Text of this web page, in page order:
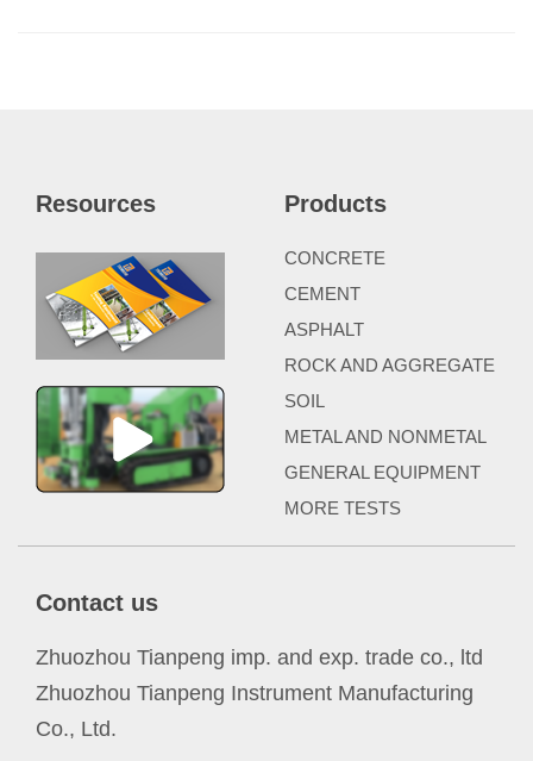
Resources Products
CONCRETE
CEMENT
ASPHALT
ROCK AND AGGREGATE
SOIL
METAL AND NONMETAL
GENERAL EQUIPMENT
MORE TESTS
Contact us
Zhuozhou Tianpeng imp. and exp. trade co., ltd
Zhuozhou Tianpeng Instrument Manufacturing
Co., Ltd.